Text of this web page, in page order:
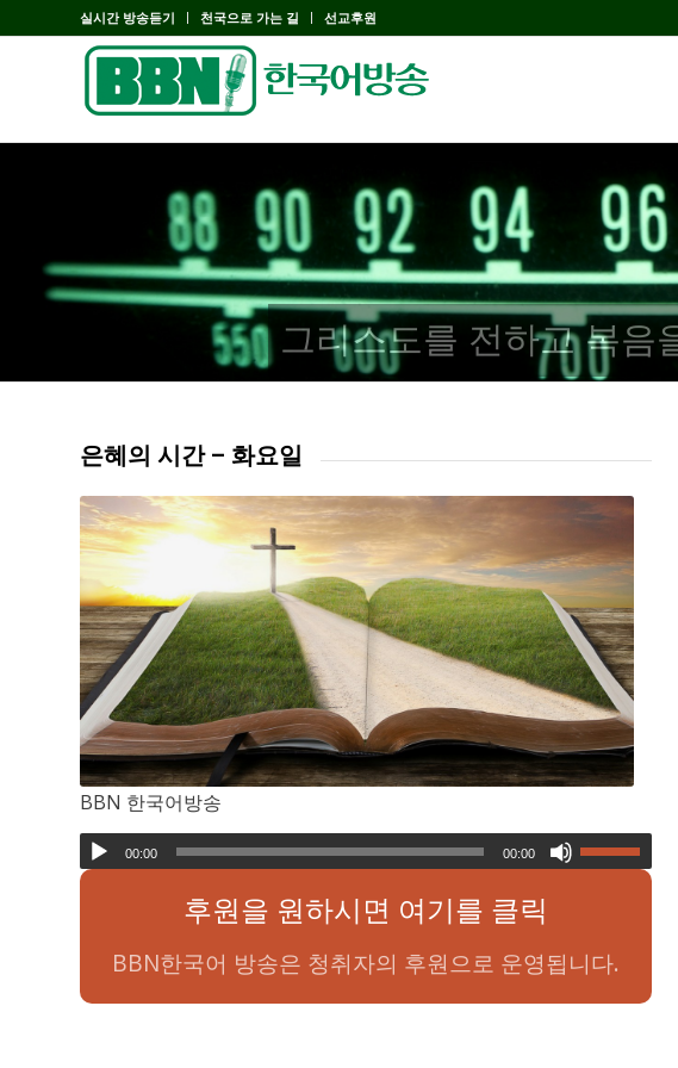
실시간 방송듣기 천국으로 가는 길 선교후원
그리스도를 전하고 복음
은혜의 시간 – 화요일
BBN 한국어방송
00:00 00:00
후원을 원하시면 여기를 클릭
BBN한국어 방송은 청취자의 후원으로 운영됩니다.